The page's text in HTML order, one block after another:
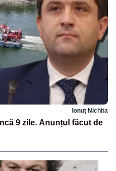
Ionuț Nichita
9 zile. Anunțul făcut de